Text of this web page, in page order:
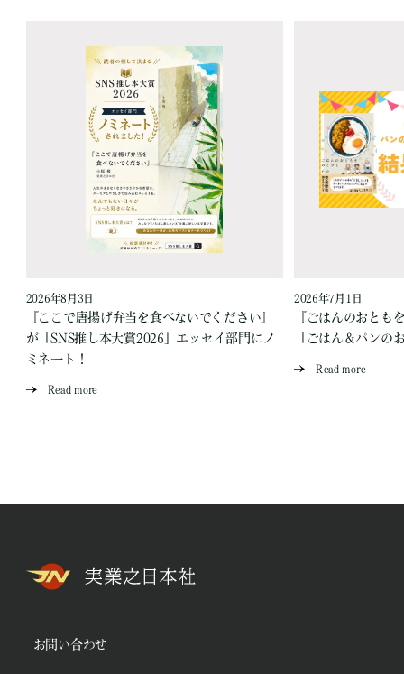
2026年8月3日
『ここで唐揚げ弁当を食べないでください』
が「SNS推し本大賞2026」エッセイ部門にノ
ミネート！
Read more
2026年7月1日
『ごはんのおとも
「ごはん＆パンの
Read more
お問い合わせ